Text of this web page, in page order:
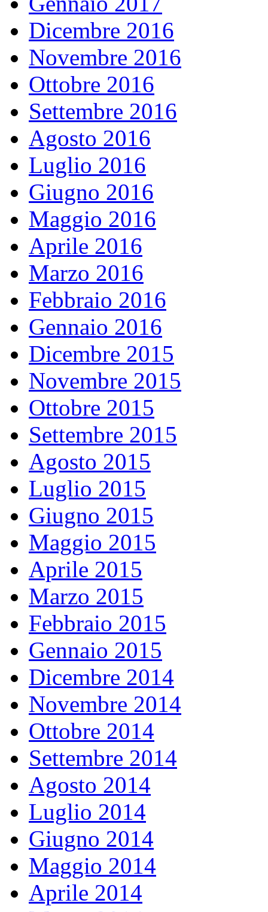
Dicembre 2016
Novembre 2016
Ottobre 2016
Settembre 2016
Agosto 2016
Luglio 2016
Giugno 2016
Maggio 2016
Aprile 2016
Marzo 2016
Febbraio 2016
Gennaio 2016
Dicembre 2015
Novembre 2015
Ottobre 2015
Settembre 2015
Agosto 2015
Luglio 2015
Giugno 2015
Maggio 2015
Aprile 2015
Marzo 2015
Febbraio 2015
Gennaio 2015
Dicembre 2014
Novembre 2014
Ottobre 2014
Settembre 2014
Agosto 2014
Luglio 2014
Giugno 2014
Maggio 2014
Aprile 2014